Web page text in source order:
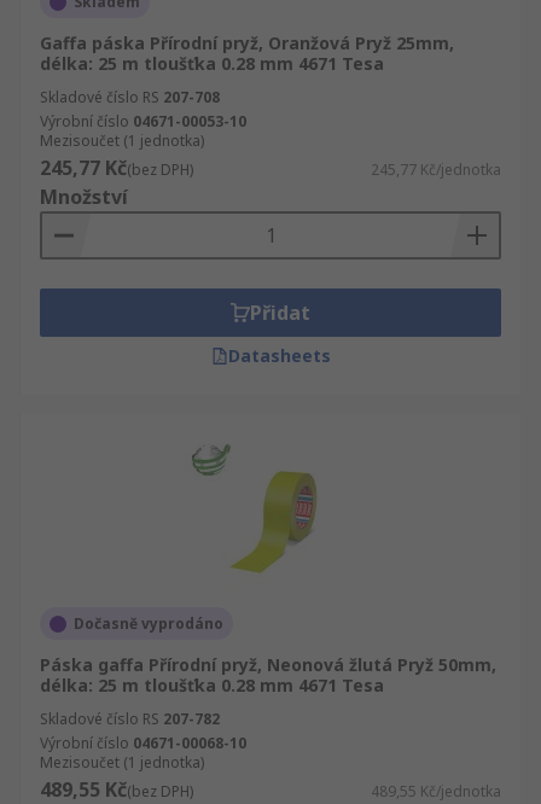
Gaffa páska Přírodní pryž, Oranžová Pryž 25mm,
délka: 25 m tloušťka 0.28 mm 4671 Tesa
Skladové číslo RS 207-708
Výrobní číslo 04671-00053-10
Mezisoučet (1 jednotka)
245,77 Kč(bez DPH) 245,77 Kč/jednotka
Množství
Přidat
Datasheets
Dočasně vyprodáno
Páska gaffa Přírodní pryž, Neonová žlutá Pryž 50mm,
délka: 25 m tloušťka 0.28 mm 4671 Tesa
Skladové číslo RS 207-782
Výrobní číslo 04671-00068-10
Mezisoučet (1 jednotka)
489,55 Kč(bez DPH) 489,55 Kč/jednotka